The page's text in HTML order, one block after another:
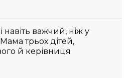
важчий, ніж у
трьох дітей,
й керівниця